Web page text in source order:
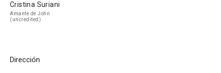
Cristina Suriani
Amante de John
(uncredited)
Dirección